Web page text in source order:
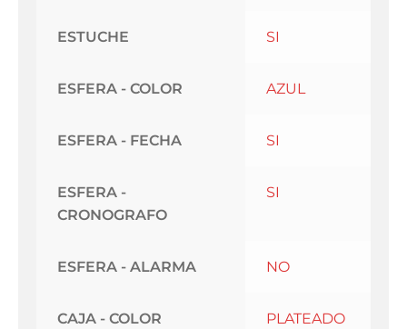
ESTUCHE SI
ESFERA - COLOR AZUL
ESFERA - FECHA SI
ESFERA -
CRONOGRAFO
SI
ESFERA - ALARMA NO
CAJA - COLOR PLATEADO